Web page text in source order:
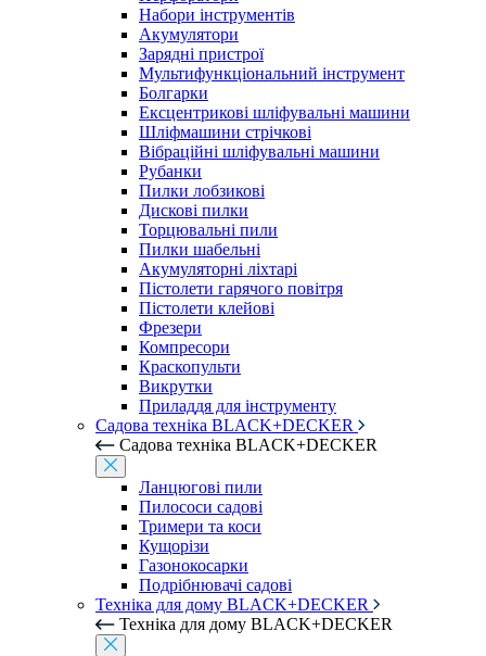
Набори інструментів
Акумулятори
Зарядні пристрої
Мультифункціональний інструмент
Болгарки
Ексцентрикові шліфувальні машини
Шліфмашини стрічкові
Вібраційні шліфувальні машини
Рубанки
Пилки лобзикові
Дискові пилки
Торцювальні пили
Пилки шабельні
Акумуляторні ліхтарі
Пістолети гарячого повітря
Пістолети клейові
Фрезери
Компресори
Краскопульти
Викрутки
Приладдя для інструменту
Садова техніка BLACK+DECKER
Садова техніка BLACK+DECKER
Ланцюгові пили
Пилососи садові
Тримери та коси
Кущорізи
Газонокосарки
Подрібнювачі садові
Техніка для дому BLACK+DECKER
Техніка для дому BLACK+DECKER